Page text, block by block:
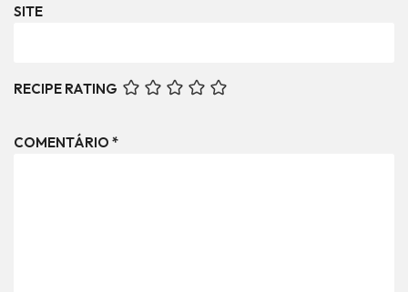
SITE
RECIPE RATING
COMENTÁRIO *